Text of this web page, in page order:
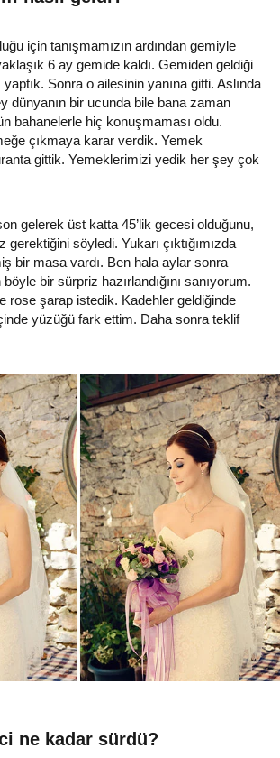
için tanışmamızın ardından gemiyle
6 ay gemide kaldı. Gemiden geldiği
Sonra o ailesinin yanına gitti. Aslında
dünyanın bir ucunda bile bana zaman
bahanelerle hiç konuşmaması oldu.
çıkmaya karar verdik. Yemek
gittik. Yemeklerimizi yedik her şey çok
gelerek üst katta 45’lik gecesi olduğunu,
gerektiğini söyledi. Yukarı çıktığımızda
bir masa vardı. Ben hala aylar sonra
bir sürpriz hazırlandığını sanıyorum.
rose şarap istedik. Kadehler geldiğinde
yüzüğü fark ettim. Daha sonra teklif
ne kadar sürdü?